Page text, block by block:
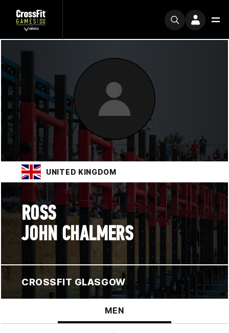
UNITED KINGDOM
ROSS
JOHN CHALMERS
CROSSFIT GLASGOW
MEN